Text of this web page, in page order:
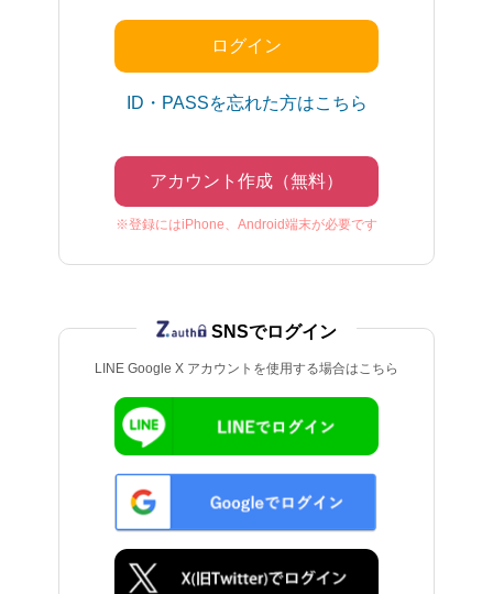
ID・PASSを忘れた方はこちら
アカウント作成（無料）
※登録にはiPhone、Android端末が必要です
LINE Google X アカウントを使用する場合はこちら
SNSでログイン